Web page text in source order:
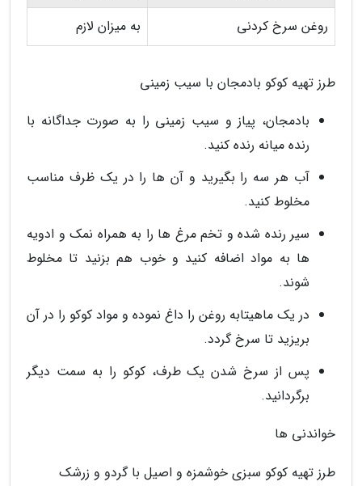
روغن سرخ کردنی
به میزان لازم
طرز تهیه کوکو بادمجان با سیب زمینی
بادمجان، پیاز و سیب زمینی را به صورت جداگانه با
رنده میانه رنده کنید.
آب هر سه را بگیرید و آن ها را در یک ظرف مناسب
مخلوط کنید.
سیر رنده شده و تخم مرغ ها را به همراه نمک و ادویه
ها به مواد اضافه کنید و خوب هم بزنید تا مخلوط
شوند.
در یک ماهیتابه روغن را داغ نموده و مواد کوکو را در آن
بریزید تا سرخ گردد.
پس از سرخ شدن یک طرف، کوکو را به سمت دیگر
برگردانید.
خواندنی ها
طرز تهیه کوکو سبزی خوشمزه و اصیل با گردو و زرشک